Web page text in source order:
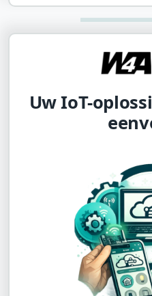
Uw IoT-